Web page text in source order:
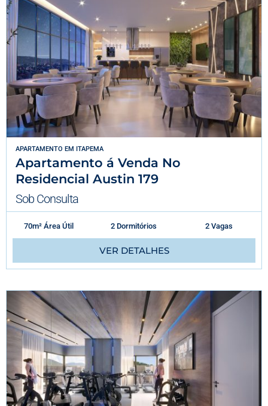
APARTAMENTO EM ITAPEMA
Apartamento á Venda No
Residencial Austin 179
Sob Consulta
70m² Área Útil 2 Dormitórios 2 Vagas
VER DETALHES